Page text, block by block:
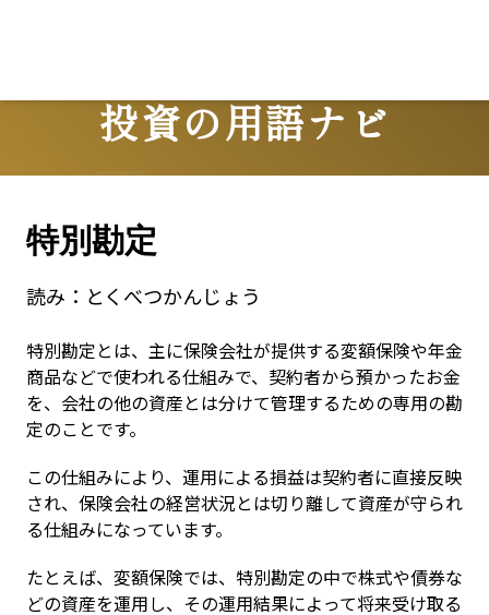
投資の用語ナビ
Terms
特別勘定
読み： とくべつかんじょう
特別勘定とは、主に保険会社が提供する変額保険や年金
商品などで使われる仕組みで、契約者から預かったお金
を、会社の他の資産とは分けて管理するための専用の勘
定のことです。
この仕組みにより、運用による損益は契約者に直接反映
され、保険会社の経営状況とは切り離して資産が守られ
る仕組みになっています。
たとえば、変額保険では、特別勘定の中で株式や債券な
どの資産を運用し、その運用結果によって将来受け取る